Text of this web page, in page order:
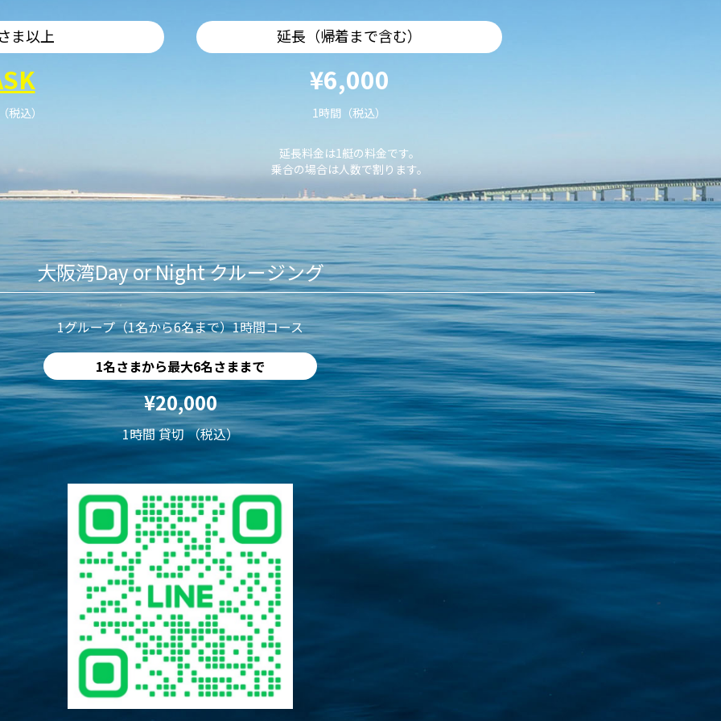
ま以上
税込）
延長（帰着まで含む）
¥6,000
1時間（税込）
延長料金は1艇の料金です。
乗合の場合は人数で割ります。
大阪湾Day or Night クルージング
1グループ（1名から6名まで）1時間コース
1名さまから最大6名さままで
¥20,000
1時間 貸切 （税込）